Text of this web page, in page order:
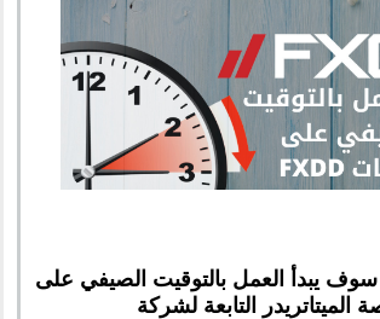
سوف يبدأ العمل بالتوقيت الصيفي على
الميتاتريدر التابعة لشركة